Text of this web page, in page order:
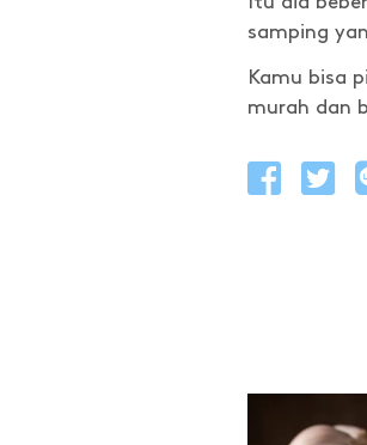
samping
Kamu bisa
murah dan